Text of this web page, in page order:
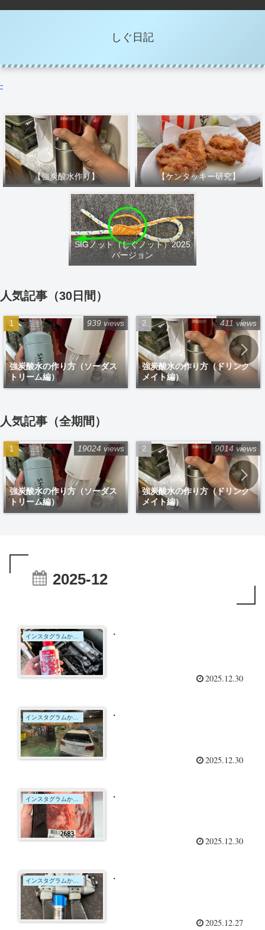
しぐ日記
-
【強炭酸水作り】 【ケンタッキー研究】
SIGノット（しぐノット）2025
バージョン
人気記事（30日間）
強炭酸水の作り方（ソーダス
トリーム編）
939 views
強炭酸水の作り方（ドリンク
メイト編）
411 views
人気記事（全期間）
強炭酸水の作り方（ソーダス
トリーム編）
19024 views
強炭酸水の作り方（ドリンク
メイト編）
9014 views
2025-12
インスタグラムからの投稿 .
2025.12.30
インスタグラムからの投稿 .
2025.12.30
インスタグラムからの投稿 .
2025.12.30
インスタグラムからの投稿 .
2025.12.27